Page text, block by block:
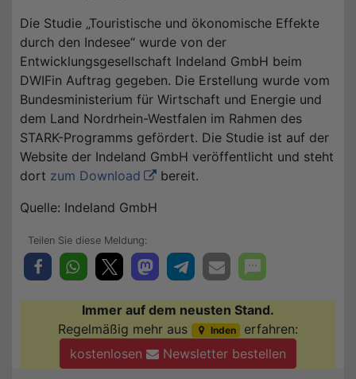
Die Studie „Touristische und ökonomische Effekte
durch den Indesee“ wurde von der
Entwicklungsgesellschaft Indeland GmbH beim
DWIFin Auftrag gegeben. Die Erstellung wurde vom
Bundesministerium für Wirtschaft und Energie und
dem Land Nordrhein-Westfalen im Rahmen des
STARK-Programms gefördert. Die Studie ist auf der
Website der Indeland GmbH veröffentlicht und steht
dort zum Download
bereit.
Quelle: Indeland GmbH
Immer auf dem neusten Stand.
Regelmäßig mehr aus
Inden erfahren:
kostenlosen
Newsletter bestellen